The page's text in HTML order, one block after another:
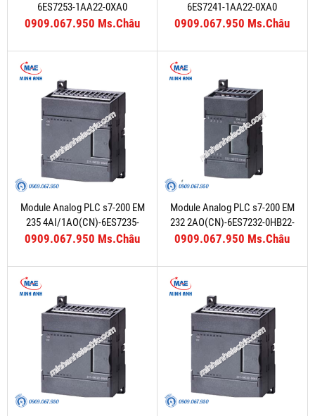
6ES7253-1AA22-0XA0
0909.067.950 Ms.Châu
6ES7241-1AA22-0XA0
0909.067.950 Ms.Châu
Module Analog PLC s7-200 EM
235 4AI/1AO(CN)-6ES7235-
0KD22-0XA8
0909.067.950 Ms.Châu
Module Analog PLC s7-200 EM
232 2AO(CN)-6ES7232-0HB22-
0XA8
0909.067.950 Ms.Châu